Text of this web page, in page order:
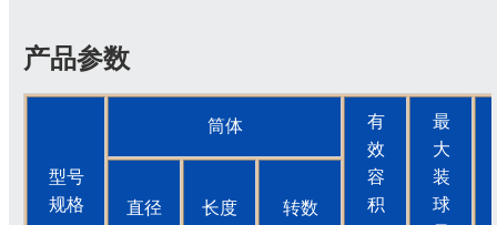
产品参数
型号
规格
筒体
有
效
容
积
最
大
装
球
直径 长度 转数